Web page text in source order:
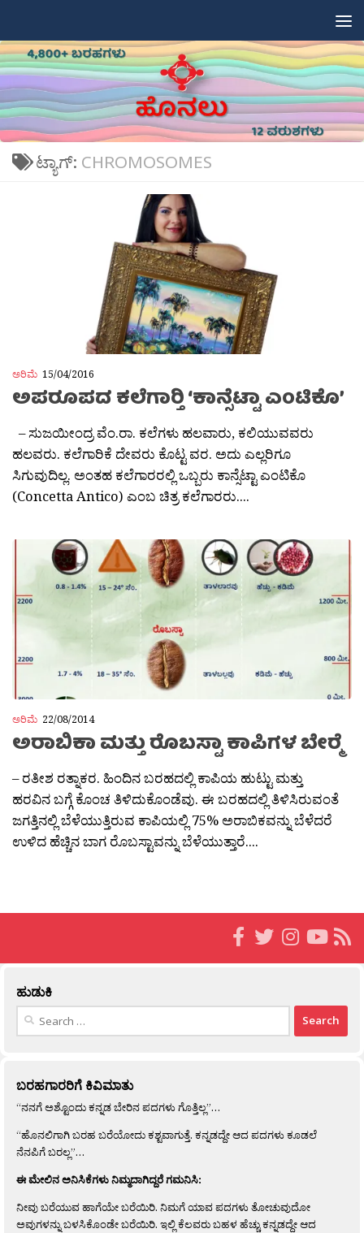
ಟ್ಯಾಗ್: CHROMOSOMES
ಅರಿಮೆ 15/04/2016
ಅಪರೂಪದ ಕಲೆಗಾರ‍್ತಿ ‘ಕಾನ್ಸೆಟ್ಟಾ ಎಂಟಿಕೊ’
– ಸುಜಯೀಂದ್ರ ವೆಂ.ರಾ. ಕಲೆಗಳು ಹಲವಾರು, ಕಲಿಯುವವರು
ಹಲವರು. ಕಲೆಗಾರಿಕೆ ದೇವರು ಕೊಟ್ಟ ವರ. ಅದು ಎಲ್ಲರಿಗೂ
ಸಿಗುವುದಿಲ್ಲ. ಅಂತಹ ಕಲೆಗಾರರಲ್ಲಿ ಒಬ್ಬರು ಕಾನ್ಸೆಟ್ಟಾ ಎಂಟಿಕೊ
(Concetta Antico) ಎಂಬ ಚಿತ್ರ ಕಲೆಗಾರರು....
ಅರಿಮೆ 22/08/2014
ಅರಾಬಿಕಾ ಮತ್ತು ರೊಬಸ್ಟಾ ಕಾಪಿಗಳ ಬೇರ‍್ಮೆ
– ರತೀಶ ರತ್ನಾಕರ. ಹಿಂದಿನ ಬರಹದಲ್ಲಿ ಕಾಪಿಯ ಹುಟ್ಟು ಮತ್ತು
ಹರವಿನ ಬಗ್ಗೆ ಕೊಂಚ ತಿಳಿದುಕೊಂಡೆವು. ಈ ಬರಹದಲ್ಲಿ ತಿಳಿಸಿರುವಂತೆ
ಜಗತ್ತಿನಲ್ಲಿ ಬೆಳೆಯುತ್ತಿರುವ ಕಾಪಿಯಲ್ಲಿ 75% ಅರಾಬಿಕವನ್ನು ಬೆಳೆದರೆ
ಉಳಿದ ಹೆಚ್ಚಿನ ಬಾಗ ರೊಬಸ್ಟಾವನ್ನು ಬೆಳೆಯುತ್ತಾರೆ....
ಹುಡುಕಿ
Search
ಬರಹಗಾರರಿಗೆ ಕಿವಿಮಾತು
“ನನಗೆ ಅಶ್ಟೊಂದು ಕನ್ನಡ ಬೇರಿನ ಪದಗಳು ಗೊತ್ತಿಲ್ಲ”…
“ಹೊನಲಿಗಾಗಿ ಬರಹ ಬರೆಯೋದು ಕಶ್ಟವಾಗುತ್ತೆ. ಕನ್ನಡದ್ದೇ ಆದ ಪದಗಳು ಕೂಡಲೆ
ನೆನಪಿಗೆ ಬರಲ್ಲ”…
ಈ ಮೇಲಿನ ಅನಿಸಿಕೆಗಳು ನಿಮ್ಮದಾಗಿದ್ದರೆ ಗಮನಿಸಿ:
ನೀವು ಬರೆಯುವ ಹಾಗೆಯೇ ಬರೆಯಿರಿ. ನಿಮಗೆ ಯಾವ ಪದಗಳು ತೋಚುವುದೋ
ಅವುಗಳನ್ನು ಬಳಸಿಕೊಂಡೇ ಬರೆಯಿರಿ. ಇಲ್ಲಿ ಕೆಲವರು ಬಹಳ ಹೆಚ್ಚು ಕನ್ನಡದ್ದೇ ಆದ